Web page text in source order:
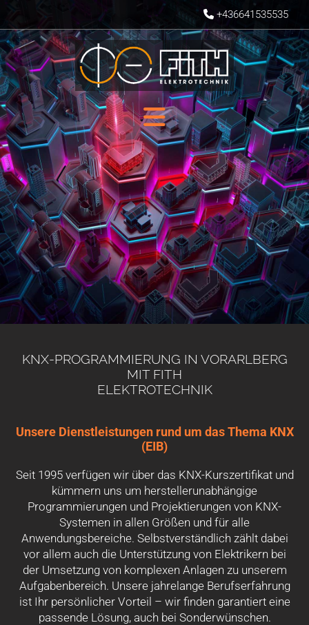
 +436641535535
KNX-PROGRAMMIERUNG IN VORARLBERG
MIT FITH
ELEKTROTECHNIK
Unsere Dienstleistungen rund um das Thema KNX
(EIB)
Seit 1995 verfügen wir über das KNX-Kurszertifikat und
kümmern uns um herstellerunabhängige
Programmierungen und Projektierungen von KNX-
Systemen in allen Größen und für alle
Anwendungsbereiche. Selbstverständlich zählt dabei
vor allem auch die Unterstützung von Elektrikern bei
der Umsetzung von komplexen Anlagen zu unserem
Aufgabenbereich. Unsere jahrelange Berufserfahrung
ist Ihr persönlicher Vorteil – wir finden garantiert eine
passende Lösung, auch bei Sonderwünschen.